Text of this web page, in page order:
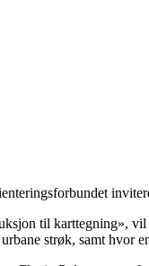
til karttegning»,
strøk, samt hvor